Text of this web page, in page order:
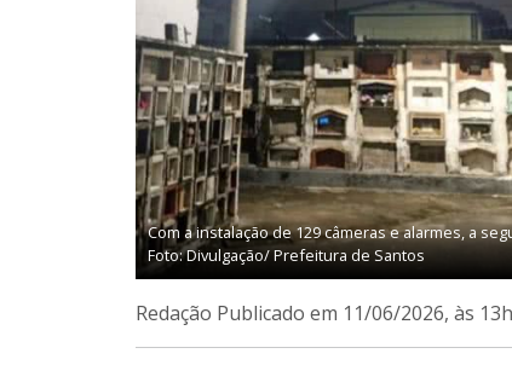
Com a instalação de 129 câmeras e alarmes, a
Foto: Divulgação/ Prefeitura de Santos
Redação Publicado em 11/06/2026, às